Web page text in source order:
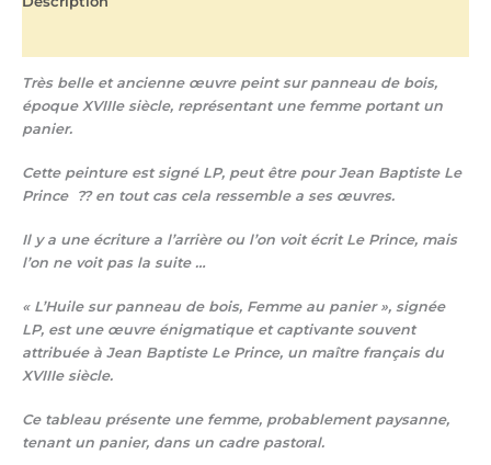
Très belle et ancienne œuvre peint sur panneau de bois,
époque XVIIIe siècle, représentant une femme portant un
panier.
Cette peinture est signé LP, peut être pour Jean Baptiste Le
Prince ?? en tout cas cela ressemble a ses œuvres.
Il y a une écriture a l’arrière ou l’on voit écrit Le Prince, mais
l’on ne voit pas la suite …
« L’Huile sur panneau de bois, Femme au panier », signée
LP, est une œuvre énigmatique et captivante souvent
attribuée à Jean Baptiste Le Prince, un maître français du
XVIIIe siècle.
Ce tableau présente une femme, probablement paysanne,
tenant un panier, dans un cadre pastoral.